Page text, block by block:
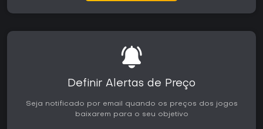
Definir Alertas de Preço
Seja notificado por email quando os preços dos jogos
baixarem para o seu objetivo